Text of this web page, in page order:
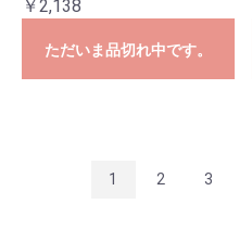
￥2,138
ただいま品切れ中です。
1 2 3